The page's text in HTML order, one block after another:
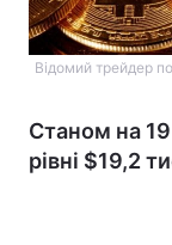
Відомий трейдер
Станом на 19
рівні $19,2